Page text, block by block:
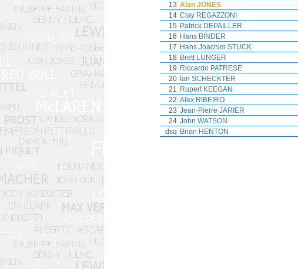
13 Alan JONES
14 Clay REGAZZONI
15 Patrick DEPAILLER
16 Hans BINDER
17 Hans Joachim STUCK
18 Brett LUNGER
19 Riccardo PATRESE
20 Ian SCHECKTER
21 Rupert KEEGAN
22 Alex RIBEIRO
23 Jean-Pierre JARIER
24 John WATSON
dsq Brian HENTON